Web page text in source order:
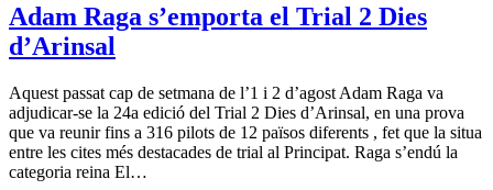
Adam Raga s’emporta el Trial 2 Dies
d’Arinsal
Aquest passat cap de setmana de l’1 i 2 d’agost Adam Raga va
adjudicar-se la 24a edició del Trial 2 Dies d’Arinsal, en una prova
que va reunir fins a 316 pilots de 12 països diferents , fet que la situa
entre les cites més destacades de trial al Principat. Raga s’endú la
categoria reina El…